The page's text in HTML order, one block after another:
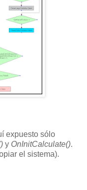
expuesto sólo
y OnInitCalculate().
el sistema).